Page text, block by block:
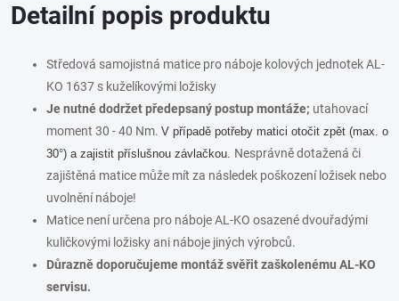
Detailní popis produktu
Středová samojistná matice pro náboje kolových jednotek AL-
KO 1637 s kuželíkovými ložisky
Je nutné dodržet předepsaný postup montáže; utahovací
moment 30 - 40 Nm. V případě potřeby matici otočit zpět (max. o
30°) a zajistit příslušnou závlačkou. Nesprávně dotažená či
zajištěná matice může mít za následek poškození ložisek nebo
uvolnění náboje!
Matice není určena pro náboje AL-KO osazené dvouřadými
kuličkovými ložisky ani náboje jiných výrobců.
Důrazně doporučujeme montáž svěřit zaškolenému AL-KO
servisu.